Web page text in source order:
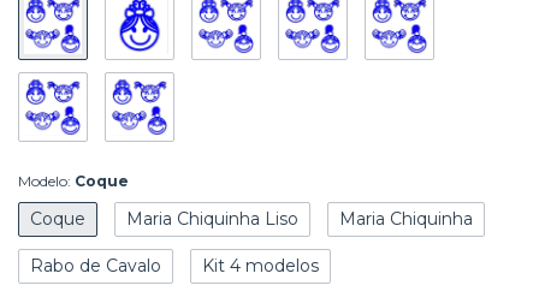
Modelo: Coque
Coque Maria Chiquinha Liso Maria Chiquinha
Rabo de Cavalo Kit 4 modelos